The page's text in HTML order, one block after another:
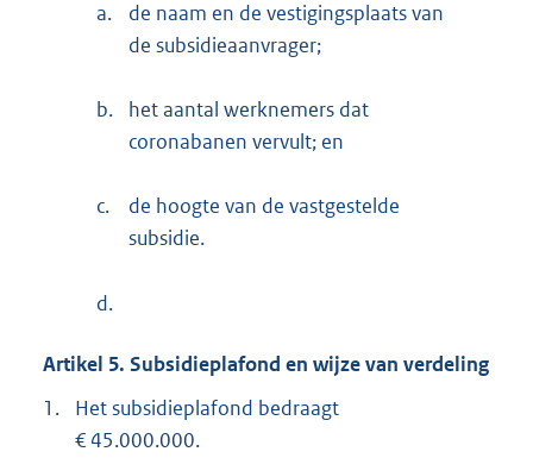
a.
de naam en de vestigingsplaats van
de subsidieaanvrager;
b.
het aantal werknemers dat
coronabanen vervult; en
c.
de hoogte van de vastgestelde
subsidie.
d.
Artikel 5. Subsidieplafond en wijze van verdeling
1.
Het subsidieplafond bedraagt
€ 45.000.000.